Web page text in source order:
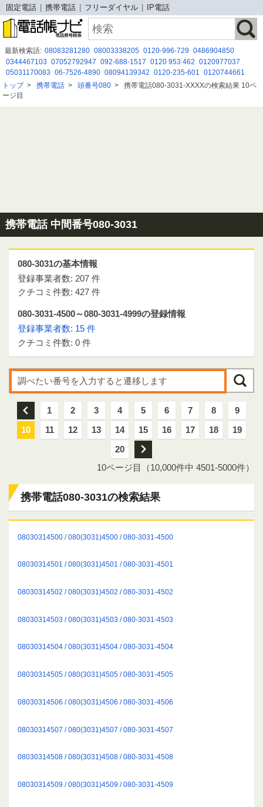
固定電話 携帯電話 フリーダイヤル IP電話
最新検索語: 08083281280 08003338205 0120-996-729 0486904850
0344467103 07052792947 092-688-1517 0120 953 462 0120977037
05031170083 06-7526-4890 08094139342 0120-235-601 0120744661
09041457451 07013429528 0671673805 0800-300-7026 053-477-0507
08005001127
トップ> 携帯電話 > 頭番号080 > 携帯電話080-3031-XXXXの検索結果 10ペ
ージ目
携帯電話 中間番号080-3031
080-3031の基本情報
登録事業者数: 207 件
クチコミ件数: 427 件
080-3031-4500～080-3031-4999の登録情報
登録事業者数: 15 件
クチコミ件数: 0 件
前 1 2 3 4 5 6 7 8
9
10
11 12 13 14 15 16 17 18
19
20
次
10ページ目（10,000件中 4501-5000件）
携帯電話080-3031の検索結果
08030314500 / 080(3031)4500 / 080-3031-4500
08030314501 / 080(3031)4501 / 080-3031-4501
08030314502 / 080(3031)4502 / 080-3031-4502
08030314503 / 080(3031)4503 / 080-3031-4503
08030314504 / 080(3031)4504 / 080-3031-4504
08030314505 / 080(3031)4505 / 080-3031-4505
08030314506 / 080(3031)4506 / 080-3031-4506
08030314507 / 080(3031)4507 / 080-3031-4507
08030314508 / 080(3031)4508 / 080-3031-4508
08030314509 / 080(3031)4509 / 080-3031-4509